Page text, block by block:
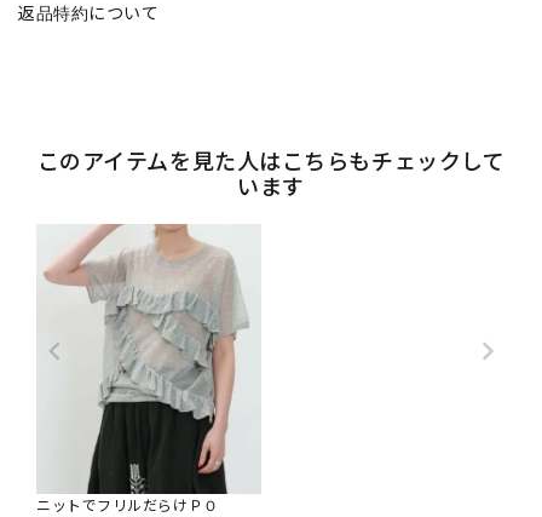
返品特約について
このアイテムを見た人はこちらもチェックして
います
ニットでフリルだらけＰＯ